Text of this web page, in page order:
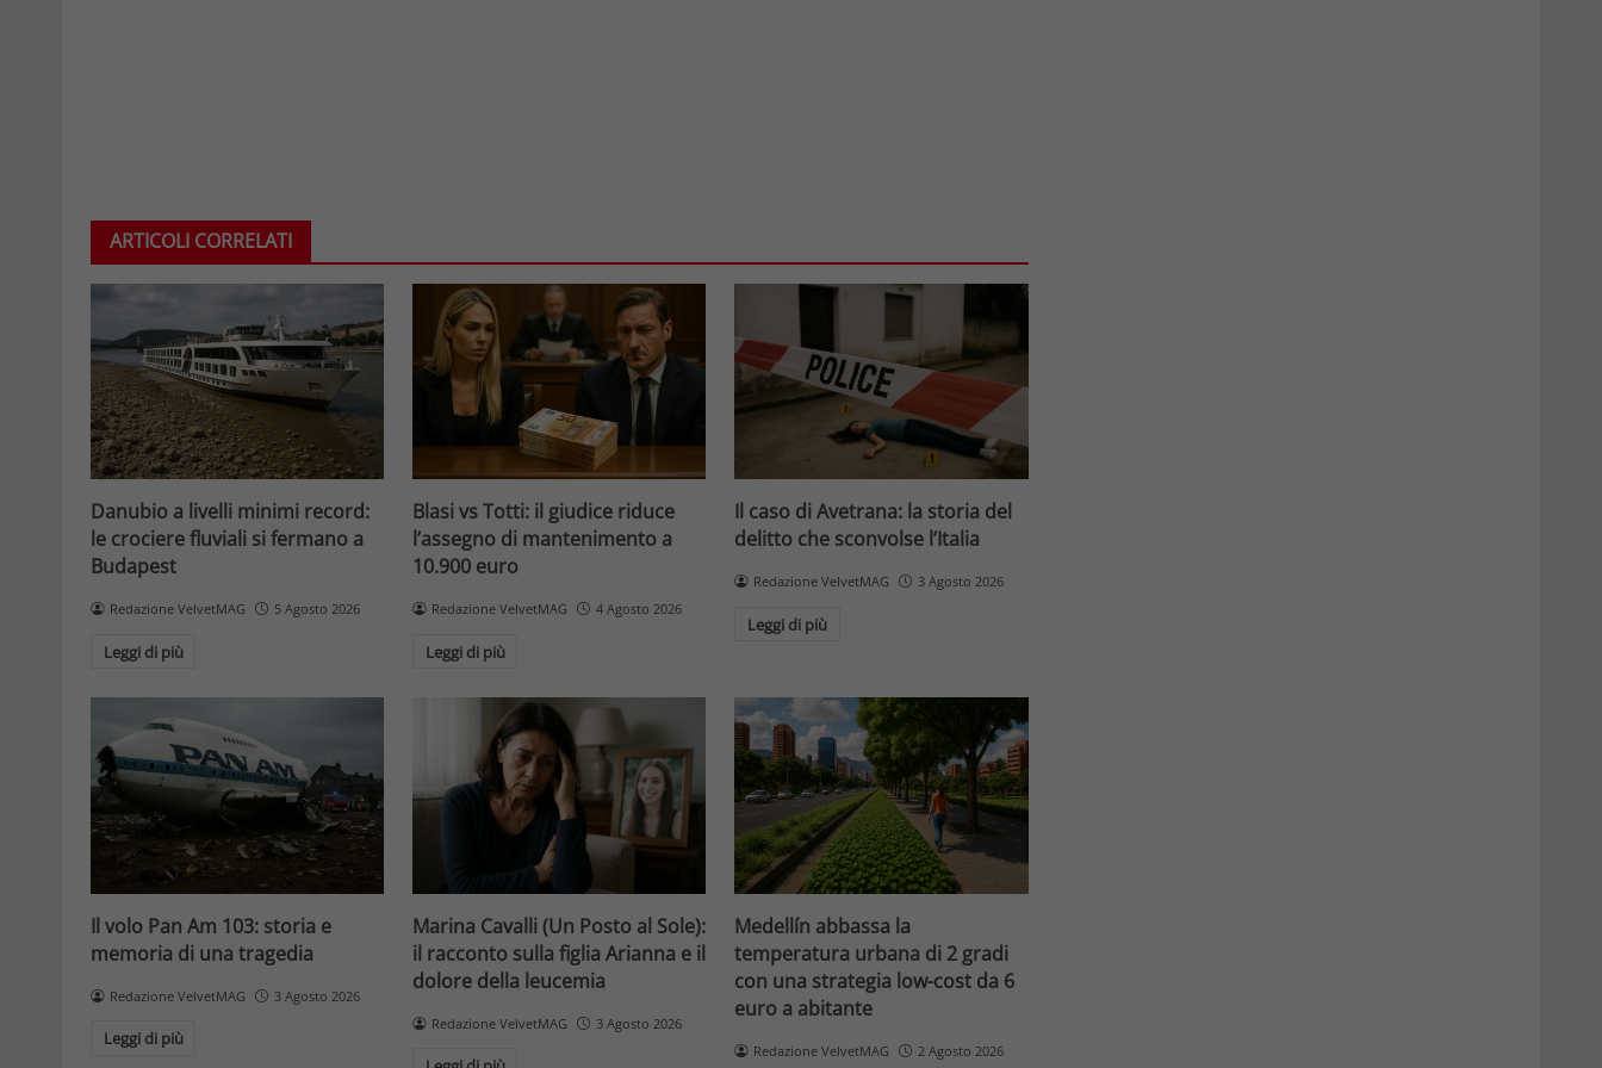
ARTICOLI CORRELATI
Danubio a livelli minimi record:
le crociere fluviali si fermano a
Budapest
Redazione VelvetMAG 5 Agosto 2026
Leggi di più
Blasi vs Totti: il giudice riduce
l’assegno di mantenimento a
10.900 euro
Redazione VelvetMAG 4 Agosto 2026
Leggi di più
Il caso di Avetrana: la storia del
delitto che sconvolse l’Italia
Redazione VelvetMAG 3 Agosto 2026
Leggi di più
Il volo Pan Am 103: storia e
memoria di una tragedia
Redazione VelvetMAG 3 Agosto 2026
Leggi di più
Marina Cavalli (Un Posto al Sole):
il racconto sulla figlia Arianna e il
dolore della leucemia
Redazione VelvetMAG 3 Agosto 2026
Medellín abbassa la
temperatura urbana di 2 gradi
con una strategia low-cost da 6
euro a abitante
Redazione VelvetMAG 2 Agosto 2026